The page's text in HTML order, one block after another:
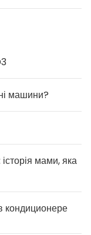
машини?
мами, яка
кондиционере